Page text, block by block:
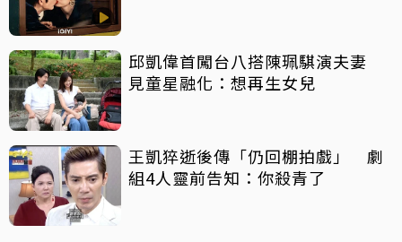
邱凱偉首闖台八搭陳珮騏演夫妻
見童星融化：想再生女兒
王凱猝逝後傳「仍回棚拍戲」 劇
組4人靈前告知：你殺青了